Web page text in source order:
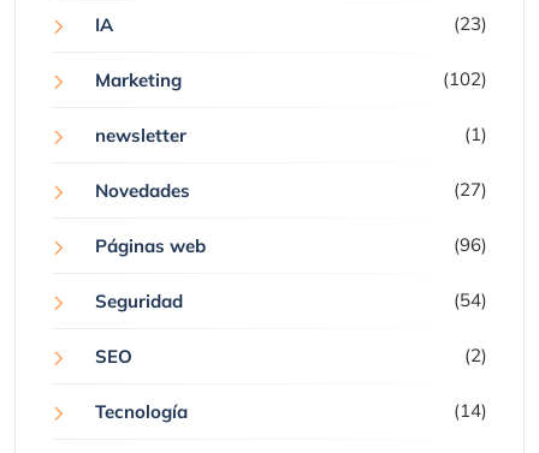
IA (23)
Marketing (102)
newsletter (1)
Novedades (27)
Páginas web (96)
Seguridad (54)
SEO (2)
Tecnología (14)